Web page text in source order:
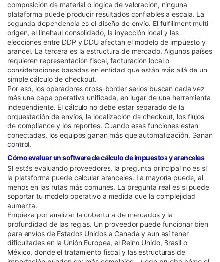
composición de material o lógica de valoración, ninguna
plataforma puede producir resultados confiables a escala. La
segunda dependencia es el diseño de envío. El fulfillment multi-
origen, el linehaul consolidado, la inyección local y las
elecciones entre DDP y DDU afectan el modelo de impuesto y
arancel. La tercera es la estructura de mercado. Algunos países
requieren representación fiscal, facturación local o
consideraciones basadas en entidad que están más allá de un
simple cálculo de checkout.
Por eso, los operadores cross-border serios buscan cada vez
más una capa operativa unificada, en lugar de una herramienta
independiente. El cálculo no debe estar separado de la
orquestación de envíos, la localización de checkout, los flujos
de compliance y los reportes. Cuando esas funciones están
conectadas, los equipos ganan más que automatización. Ganan
control.
Cómo evaluar un software de cálculo de impuestos y aranceles
Si estás evaluando proveedores, la pregunta principal no es si
la plataforma puede calcular aranceles. La mayoría puede, al
menos en las rutas más comunes. La pregunta real es si puede
soportar tu modelo operativo a medida que la complejidad
aumenta.
Empieza por analizar la cobertura de mercados y la
profundidad de las reglas. Un proveedor puede funcionar bien
para envíos de Estados Unidos a Canadá y aun así tener
dificultades en la Unión Europea, el Reino Unido, Brasil o
México, donde el tratamiento fiscal y las estructuras de